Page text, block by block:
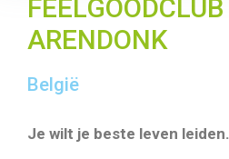
FEELGOODCLUB
ARENDONK
België
Je wilt je beste leven leiden.